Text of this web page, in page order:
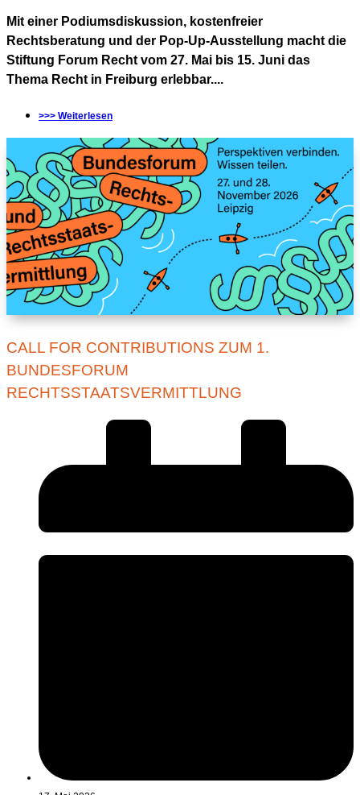
Mit einer Podiumsdiskussion, kostenfreier
Rechtsberatung und der Pop-Up-Ausstellung macht die
Stiftung Forum Recht vom 27. Mai bis 15. Juni das
Thema Recht in Freiburg erlebbar....
>>> Weiterlesen
CALL FOR CONTRIBUTIONS ZUM 1.
BUNDESFORUM
RECHTSSTAATSVERMITTLUNG